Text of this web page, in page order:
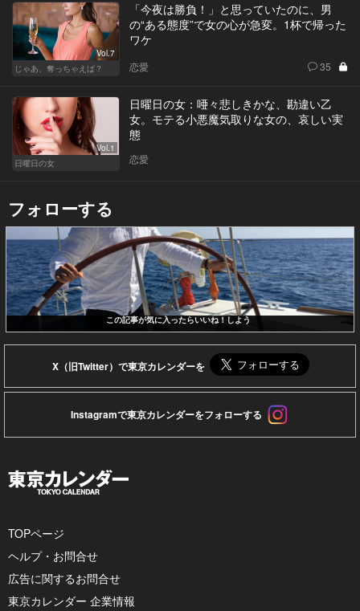
Vol.7
じゃあ、奪っちゃえば？
「今夜は勝負！」と思っていたのに、男
の“ある態度”で女の心が急変。1杯で帰った
ワケ
恋愛 35
Vol.1
日曜日の女
日曜日の女：唖々悲しきかな、勘違い乙
女。モテる小悪魔気取りな女の、哀しい実
態
恋愛
フォローする
この記事が気に入ったらいいね！しよう
X（旧Twitter）で東京カレンダーを
Instagramで東京カレンダーをフォローする
TOPページ
ヘルプ・お問合せ
広告に関するお問合せ
東京カレンダー 企業情報